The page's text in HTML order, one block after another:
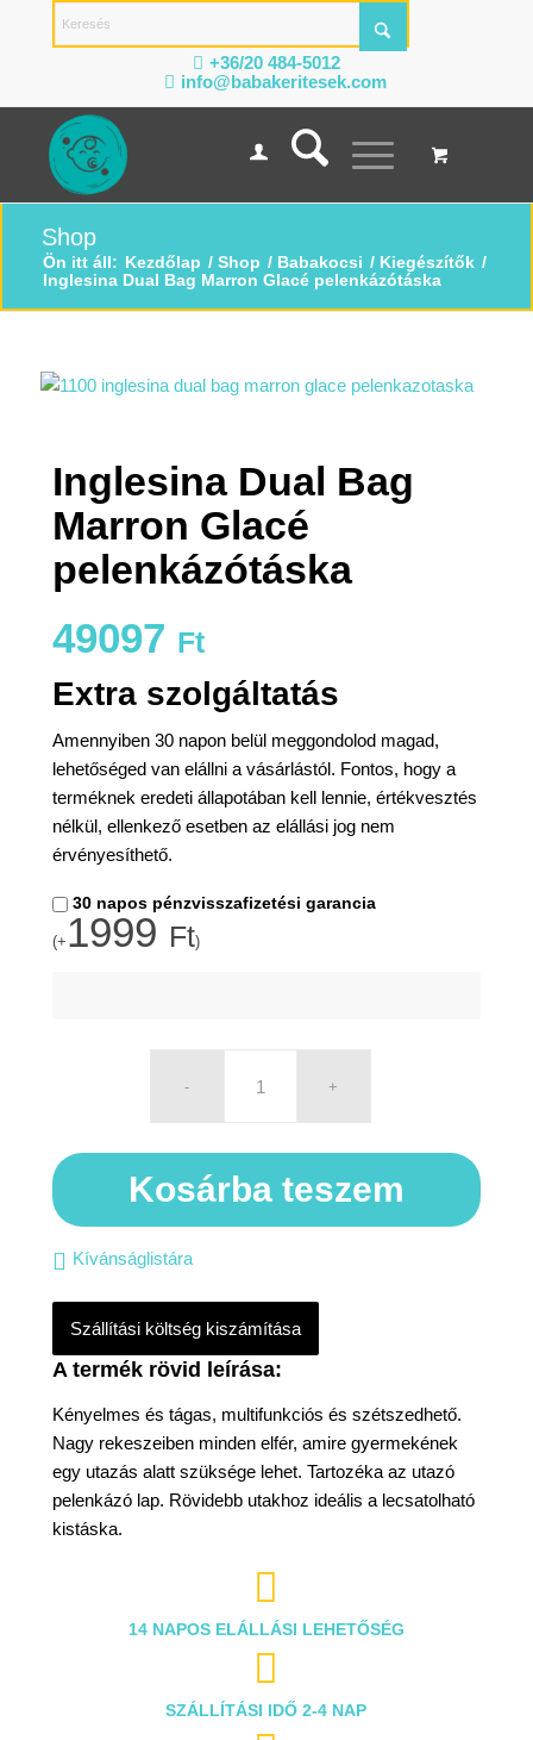
+36/20 484-5012
info@babakeritesek.com
Shop
Ön itt áll: Kezdőlap / Shop / Babakocsi / Kiegészítők /
Inglesina Dual Bag Marron Glacé pelenkázótáska
Inglesina Dual Bag
Marron Glacé
pelenkázótáska
49097 Ft
Kényelmes és tágas, multifunkciós és szétszedhető.
Nagy rekeszeiben minden elfér, amire gyermekének
egy utazás alatt szüksége lehet. Tartozéka az utazó
pelenkázó lap. Rövidebb utakhoz ideális a lecsatolható
kistáska.
Extra szolgáltatás
Amennyiben 30 napon belül meggondolod magad,
lehetőséged van elállni a vásárlástól. Fontos, hogy a
terméknek eredeti állapotában kell lennie, értékvesztés
nélkül, ellenkező esetben az elállási jog nem
érvényesíthető.
30 napos pénzvisszafizetési garancia
(+ 1999 Ft)
Kosárba teszem
Kívánságlistára
Szállítási költség kiszámítása

14 NAPOS ELÁLLÁSI LEHETŐSÉG

SZÁLLÍTÁSI IDŐ 2-4 NAP